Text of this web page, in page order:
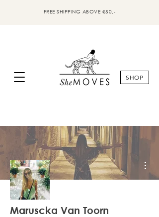
FREE SHIPPING ABOVE €50,-
SHOP
Maruscka Van Toorn